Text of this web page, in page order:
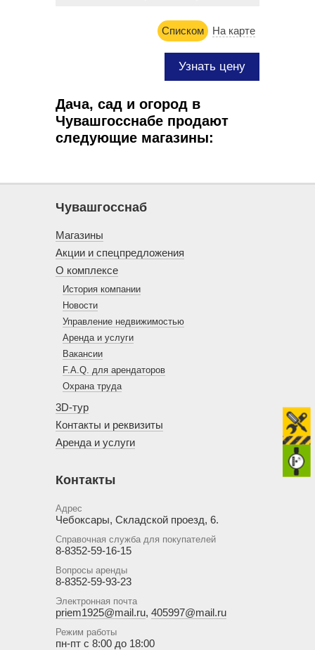
На карте
Списком
Узнать цену
Дача, сад и огород в
Чувашгосснабе продают
следующие магазины:
Чувашгосснаб
Магазины
Акции и спецпредложения
О комплексе
История компании
Новости
Управление недвижимостью
Аренда и услуги
Вакансии
F.A.Q. для арендаторов
Охрана труда
3D-тур
Контакты и реквизиты
Аренда и услуги
Контакты
Адрес
Чебоксары, Складской проезд, 6.
Справочная служба для покупателей
8-8352-59-16-15
Вопросы аренды
8-8352-59-93-23
Электронная почта
priem1925@mail.ru, 405997@mail.ru
Режим работы
пн-пт с 8:00 до 18:00